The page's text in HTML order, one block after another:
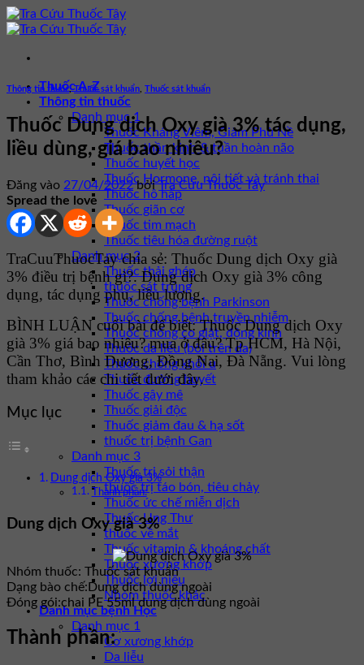
Bỏ
qua
dung
Thuốc A-Z
Thông tin thuốc
Danh mục 1
Thuốc Kháng Viêm, Giảm Phù Nề
Thuốc thần kinh & tuần hoàn não
Thuốc huyết học
Thuốc Hormone, nội tiết và tránh thai
Thuốc hô hấp
Thuốc giãn cơ
Thuốc tim mạch
Thuốc tiêu hóa đường ruột
Danh mục 2
Thuốc thải ghép
thuốc sát trùng
Thuốc chống bệnh Parkinson
Thuốc chống bệnh truyền nhiễm
Thuốc chống co giật, động kinh
Thuốc da liễu (bôi trên da)
Thuốc chống khối u
Thuốc đường huyết
Thuốc gây mê
Thuốc giải độc
Thuốc giảm đau & hạ sốt
thuốc trị bệnh Gan
Danh mục 3
Thuốc trị sỏi thận
thuốc trị táo bón, tiêu chảy
Thuốc ức chế miễn dịch
Thuốc Ung Thư
thuốc về mắt
Thuốc vitamin & khoáng chất
Thuốc xương khớp
Thuốc lợi niệu
Nhóm thuốc khác
Danh mục bệnh Học
Danh mục 1
Cơ xương khớp
Da liễu
Thông tin thuốc,Thuốc sát khuẩn Thuốc sát khuẩn
Thuốc Dung dịch Oxy già 3% tác dụng,
liều dùng, giá bao nhiêu?
Đăng vào 27/04/2022 bởiTra Cứu Thuốc Tây
Spread the love
TraCuuThuocTay chia sẻ: Thuốc Dung dịch Oxy già
3% điều trị bệnh gì?. Dung dịch Oxy già 3% công
dụng, tác dụng phụ, liều lượng.
BÌNH LUẬN cuối bài để biết: Thuốc Dung dịch Oxy
già 3% giá bao nhiêu? mua ở đâu? Tp HCM, Hà Nội,
Cần Thơ, Bình Dương, Đồng Nai, Đà Nẵng. Vui lòng
tham khảo các chi tiết dưới đây.
Mục lục
Dung dịch Oxy già 3%
Thành phần:
Dung dịch Oxy già 3%
Nhóm thuốc: Thuốc sát khuẩn
Dạng bào chế: Dung dịch dùng ngoài
Đóng gói:chai PE 55ml dung dịch dùng ngoài
Thành phần: